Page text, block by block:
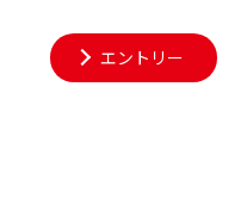
エントリー